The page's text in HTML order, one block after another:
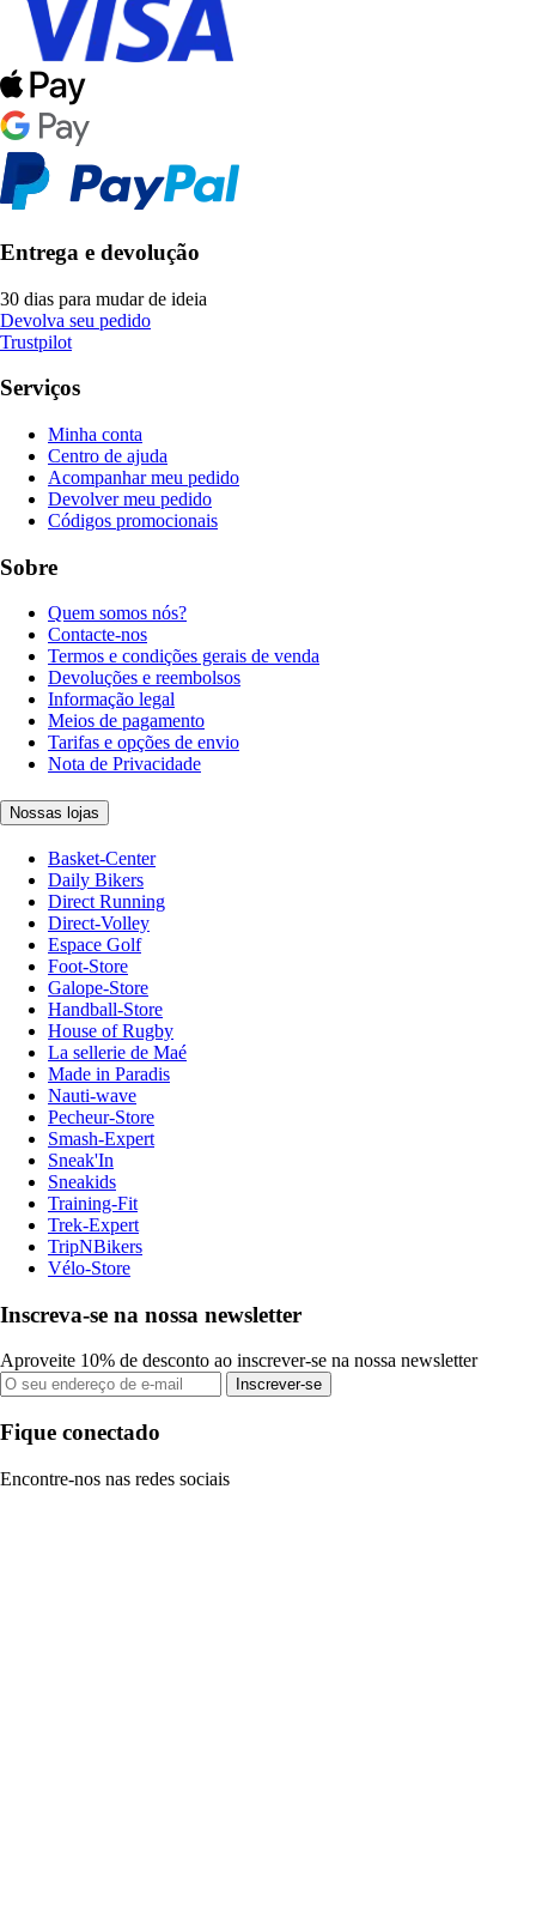
Entrega e devolução
30 dias para mudar de ideia
Devolva seu pedido
Trustpilot
Serviços
Minha conta
Centro de ajuda
Acompanhar meu pedido
Devolver meu pedido
Códigos promocionais
Sobre
Quem somos nós?
Contacte-nos
Termos e condições gerais de venda
Devoluções e reembolsos
Informação legal
Meios de pagamento
Tarifas e opções de envio
Nota de Privacidade
Nossas lojas
Basket-Center
Daily Bikers
Direct Running
Direct-Volley
Espace Golf
Foot-Store
Galope-Store
Handball-Store
House of Rugby
La sellerie de Maé
Made in Paradis
Nauti-wave
Pecheur-Store
Smash-Expert
Sneak'In
Sneakids
Training-Fit
Trek-Expert
TripNBikers
Vélo-Store
Inscreva-se na nossa newsletter
Aproveite 10% de desconto ao inscrever-se na nossa newsletter
Inscrever-se
Fique conectado
Encontre-nos nas redes sociais